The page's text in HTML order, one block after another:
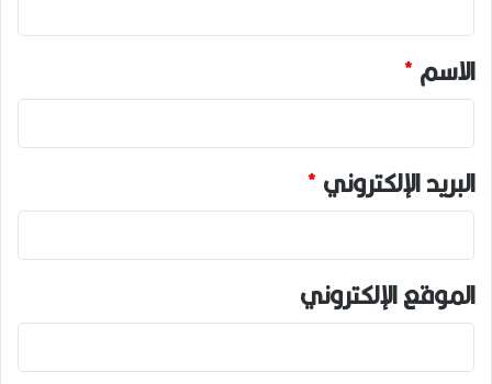
ق
*
الاسم*
البريد الإلكتروني*
الموقع الإلكتروني